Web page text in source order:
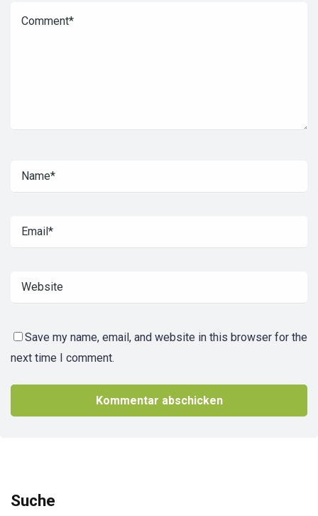
Save my name, email, and website in this browser for the
next time I comment.
Suche